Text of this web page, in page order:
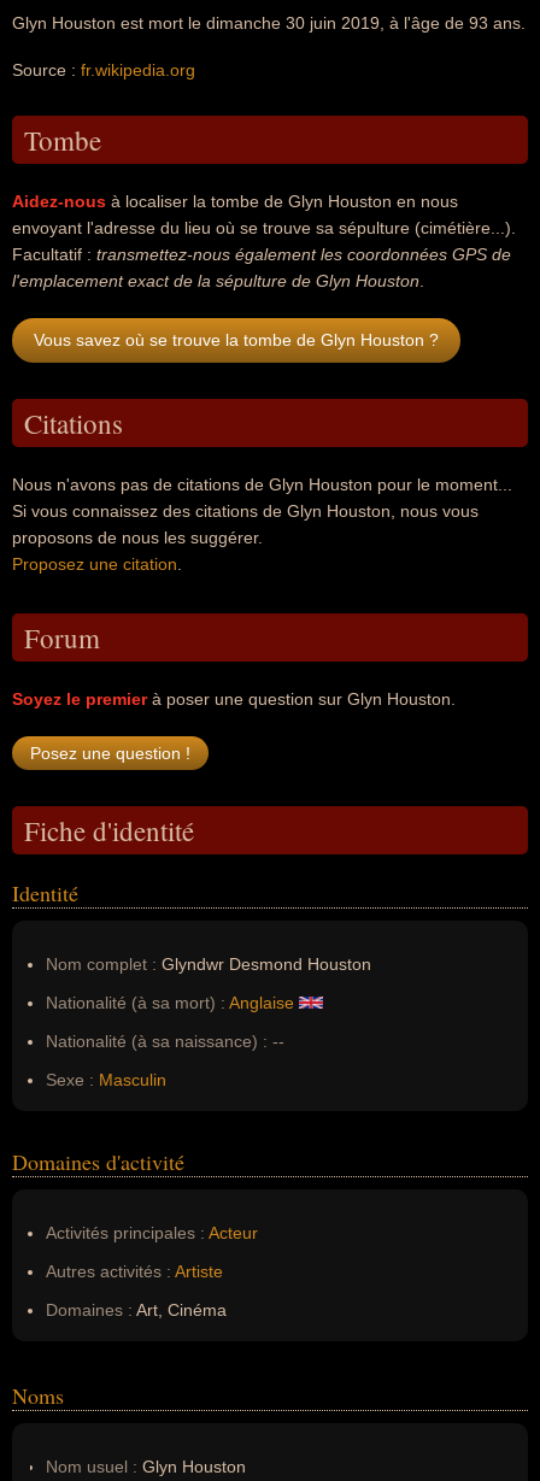
Glyn Houston est mort le dimanche 30 juin 2019, à l'âge de 93 ans.
Source : fr.wikipedia.org
Tombe
Aidez-nous à localiser la tombe de Glyn Houston en nous
envoyant l'adresse du lieu où se trouve sa sépulture (cimétière...).
Facultatif : transmettez-nous également les coordonnées GPS de
l'emplacement exact de la sépulture de Glyn Houston
Vous savez où se trouve la tombe de Glyn Houston ?
Citations
Nous n'avons pas de citations de Glyn Houston pour le moment...
Si vous connaissez des citations de Glyn Houston, nous vous
proposons de nous les suggérer.
Proposez une citation
Forum
Soyez le premierà poser une question sur Glyn Houston.
Fiche d'identité
Identité
Nom complet : Glyndwr Desmond Houston
Nationalité (à sa mort) : Anglaise
Nationalité (à sa naissance) : --
Sexe : Masculin
Domaines d'activité
Activités principales : Acteur
Autres activités : Artiste
Domaines : Art, Cinéma
Noms
Nom usuel : Glyn Houston